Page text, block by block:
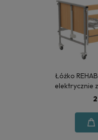
Łóżko
elektrycznie
2 - POLSKA